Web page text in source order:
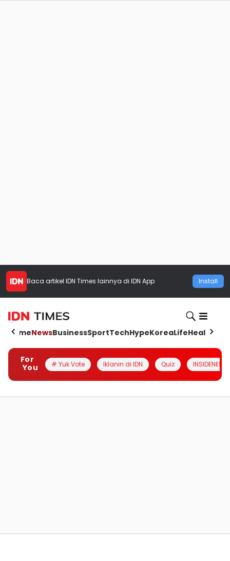
Baca artikel IDN Times lainnya di IDN App Install
HomeNewsBusinessSportTechHypeKoreaLifeHealth
For
You
# Yuk Vote Iklanin di IDN Quiz INSIDENESIA